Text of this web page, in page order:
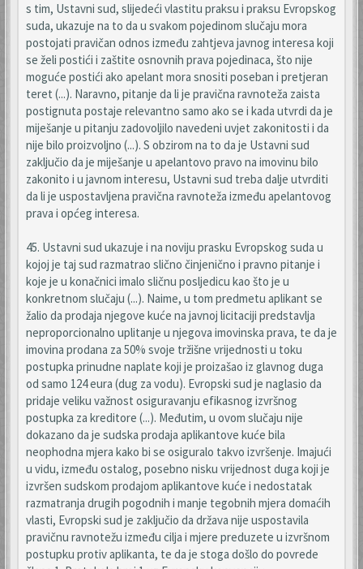
s tim, Ustavni sud, slijedeći vlastitu praksu i praksu Evropskog
suda, ukazuje na to da u svakom pojedinom slučaju mora
postojati pravičan odnos između zahtjeva javnog interesa koji
se želi postići i zaštite osnovnih prava pojedinaca, što nije
moguće postići ako apelant mora snositi poseban i pretjeran
teret (...). Naravno, pitanje da li je pravična ravnoteža zaista
postignuta postaje relevantno samo ako se i kada utvrdi da je
miješanje u pitanju zadovoljilo navedeni uvjet zakonitosti i da
nije bilo proizvoljno (...). S obzirom na to da je Ustavni sud
zaključio da je miješanje u apelantovo pravo na imovinu bilo
zakonito i u javnom interesu, Ustavni sud treba dalje utvrditi
da li je uspostavljena pravična ravnoteža između apelantovog
prava i općeg interesa.
45. Ustavni sud ukazuje i na noviju prasku Evropskog suda u
kojoj je taj sud razmatrao slično činjenično i pravno pitanje i
koje je u konačnici imalo sličnu posljedicu kao što je u
konkretnom slučaju (...). Naime, u tom predmetu aplikant se
žalio da prodaja njegove kuće na javnoj licitaciji predstavlja
neproporcionalno uplitanje u njegova imovinska prava, te da je
imovina prodana za 50% svoje tržišne vrijednosti u toku
postupka prinudne naplate koji je proizašao iz glavnog duga
od samo 124 eura (dug za vodu). Evropski sud je naglasio da
pridaje veliku važnost osiguravanju efikasnog izvršnog
postupka za kreditore (...). Međutim, u ovom slučaju nije
dokazano da je sudska prodaja aplikantove kuće bila
neophodna mjera kako bi se osiguralo takvo izvršenje. Imajući
u vidu, između ostalog, posebno nisku vrijednost duga koji je
izvršen sudskom prodajom aplikantove kuće i nedostatak
razmatranja drugih pogodnih i manje tegobnih mjera domaćih
vlasti, Evropski sud je zaključio da država nije uspostavila
pravičnu ravnotežu između cilja i mjere preduzete u izvršnom
postupku protiv aplikanta, te da je stoga došlo do povrede